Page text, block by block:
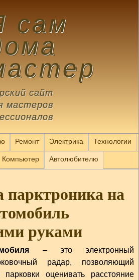
сам
сайт
мастеров
Ремонт Электрика Технологии
Компьютер Автолюбителю
парктроника на
руками
– это электронный
радар, позволяющий
оценивать расстояние